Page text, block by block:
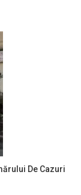
De Cazuri